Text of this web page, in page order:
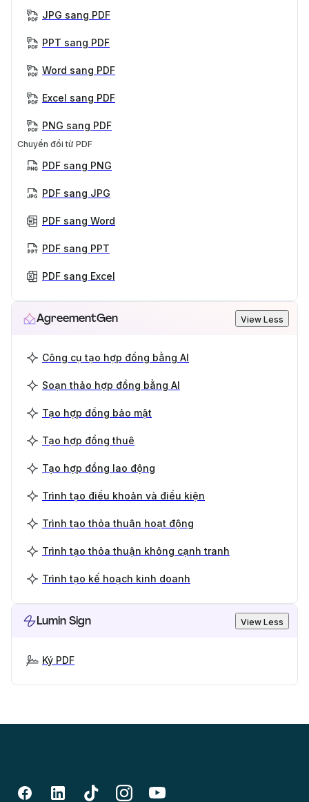
JPG sang PDF
PPT sang PDF
Word sang PDF
Excel sang PDF
PNG sang PDF
Chuyển đổi từ PDF
PDF sang PNG
PDF sang JPG
PDF sang Word
PDF sang PPT
PDF sang Excel
AgreementGen View Less
Công cụ tạo hợp đồng bằng AI
Soạn thảo hợp đồng bằng AI
Tạo hợp đồng bảo mật
Tạo hợp đồng thuê
Tạo hợp đồng lao động
Trình tạo điều khoản và điều kiện
Trình tạo thỏa thuận hoạt động
Trình tạo thỏa thuận không cạnh tranh
Trình tạo kế hoạch kinh doanh
Lumin Sign View Less
Ký PDF